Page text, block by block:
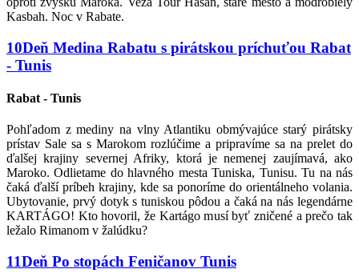
Kasbah. Noc v Rabate.
10Deň Medina Rabatu s pirátskou príchuťou Rabat
- Tunis
Rabat - Tunis
Pohľadom z mediny na vlny Atlantiku obmývajúce starý pirátsky
prístav Sale sa s Marokom rozlúčime a pripravíme sa na prelet do
ďalšej krajiny severnej Afriky, ktorá je nemenej zaujímavá, ako
Maroko. Odlietame do hlavného mesta Tuniska, Tunisu. Tu na nás
čaká ďalší príbeh krajiny, kde sa ponoríme do orientálneho volania.
Ubytovanie, prvý dotyk s tuniskou pôdou a čaká na nás legendárne
KARTÁGO! Kto hovoril, že Kartágo musí byť zničené a prečo tak
ležalo Rimanom v žalúdku?
11Deň Po stopách Feničanov Tunis